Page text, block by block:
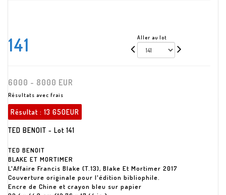
141 Aller au lot
6000 - 8000 EUR
Résultats avec frais
Résultat : 13 650EUR
TED BENOIT - Lot 141
TED BENOIT
BLAKE ET MORTIMER
L'Affaire Francis Blake (T.13), Blake Et Mortimer 2017
Couverture originale pour l'édition bibliophile.
Encre de Chine et crayon bleu sur papier